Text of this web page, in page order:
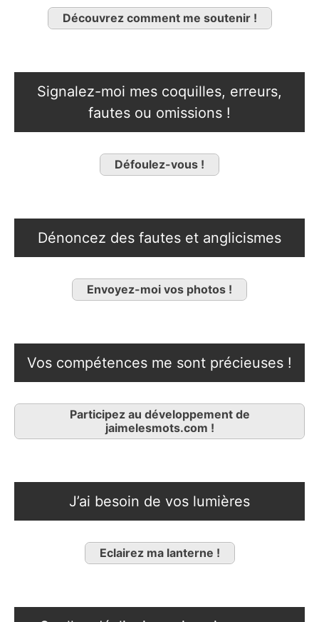
Découvrez comment me soutenir !
Signalez-moi mes coquilles, erreurs,
fautes ou omissions !
Défoulez-vous !
Dénoncez des fautes et anglicismes
Envoyez-moi vos photos !
Vos compétences me sont précieuses !
Participez au développement de
jaimelesmots.com !
J’ai besoin de vos lumières
Eclairez ma lanterne !